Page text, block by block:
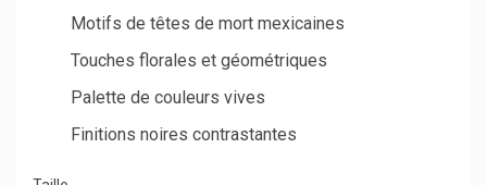
Motifs de têtes de mort mexicaines
Touches florales et géométriques
Palette de couleurs vives
Finitions noires contrastantes